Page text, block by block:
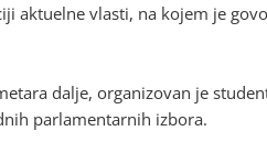
aktuelne vlasti, na kojem je
dalje, organizovan je
parlamentarnih izbora.